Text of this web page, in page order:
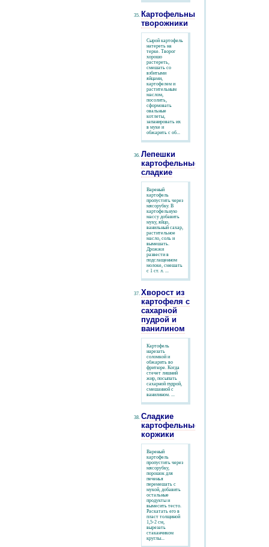
Картофельные
творожники
Сырой картофель
натереть на
терке. Творог
хорошо
растереть,
смешать со
взбитыми
яйцами,
картофелем и
растительным
маслом,
посолить,
сформовать
овальные
котлеты,
запанировать их
в муке и
обжарить с об...
Лепешки
картофельные
сладкие
Вареный
картофель
пропустить через
мясорубку. В
картофельную
массу добавить
муку, яйцо,
ванильный сахар,
растительное
масло, соль и
вымешать.
Дрожжи
развести в
подслащенном
молоке, смешать
с 1 ст. л. ...
Хворост из
картофеля с
сахарной
пудрой и
ванилином
Картофель
нарезать
соломкой и
обжарить во
фритюре. Когда
стечет лишний
жир, посыпать
сахарной пудрой,
смешанной с
ванилином. ...
Сладкие
картофельные
коржики
Вареный
картофель
пропустить через
мясорубку,
порошок для
печенья
перемешать с
мукой, добавить
остальные
продукты и
вымесить тесто.
Раскатать его в
пласт толщиной
1,5-2 см,
вырезать
стаканчиком
круглы...